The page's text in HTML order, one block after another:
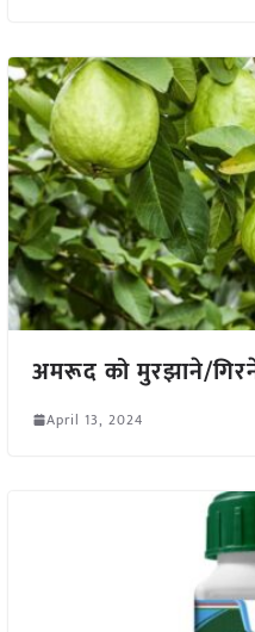
अमरूद को मुरझाने/
April 13, 2024